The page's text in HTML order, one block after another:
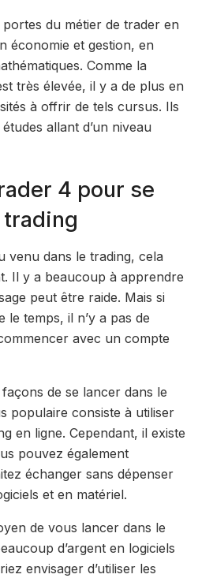
du métier de trader en
économie et gestion, en
Comme la
très élevée, il y a de plus en
à offrir de tels cursus. Ils
allant d’un niveau
4 pour se
trading
venu dans le trading, cela
Il y a beaucoup à apprendre
peut être raide. Mais si
temps, il n’y a pas de
avec un compte
de se lancer dans le
populaire consiste à utiliser
en ligne. Cependant, il existe
pouvez également
échanger sans dépenser
et en matériel.
de vous lancer dans le
d’argent en logiciels
envisager d’utiliser les